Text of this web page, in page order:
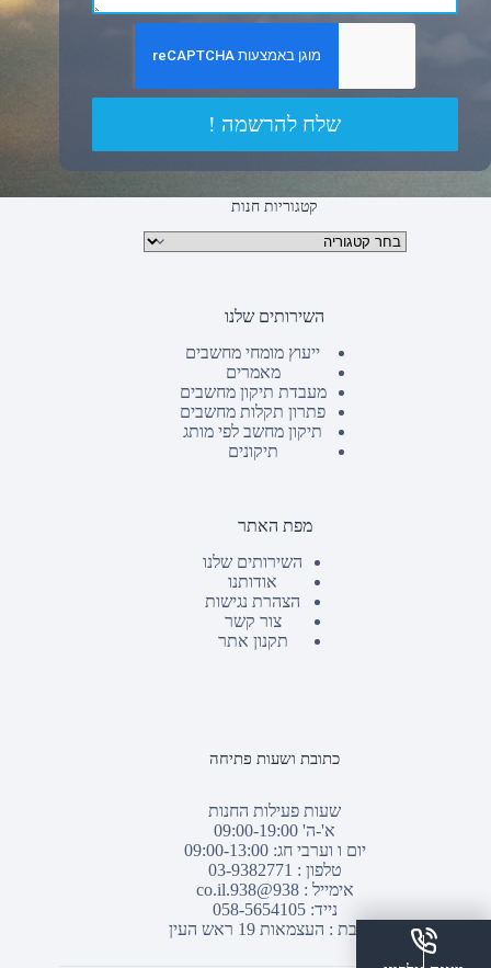
שלח להרשמה !
קטגוריות חנות
קטגוריות מוצרים
השירותים שלנו
ייעוץ מומחי מחשבים
מאמרים
מעבדת תיקון מחשבים
פתרון תקלות מחשבים
תיקון מחשב לפי מותג
תיקונים
מפת האתר
השירותים שלנו
אודותנו
הצהרת נגישות
צור קשר
תקנון אתר
כתובת ושעות פתיחה
שעות פעילות החנות
א'-ה' 09:00-19:00
יום ו וערבי חג: 09:00-13:00
טלפון : 03-9382771
אימייל :938@938.co.il
נייד: 058-5654105
כתובת : העצמאות 19 ראש העין